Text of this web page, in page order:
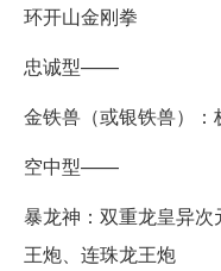
环开山金刚拳
忠诚型——
金铁兽（或银铁兽）：
空中型——
暴龙神：双重龙皇异
王炮、连珠龙王炮